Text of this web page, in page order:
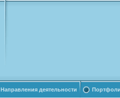
Направления деятельности